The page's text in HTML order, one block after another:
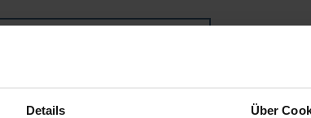
Details Über